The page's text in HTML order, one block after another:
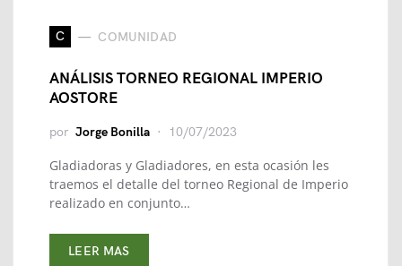
C COMUNIDAD
ANÁLISIS TORNEO REGIONAL IMPERIO
AOSTORE
por Jorge Bonilla 10/07/2023
Gladiadoras y Gladiadores, en esta ocasión les
traemos el detalle del torneo Regional de Imperio
realizado en conjunto…
LEER MAS